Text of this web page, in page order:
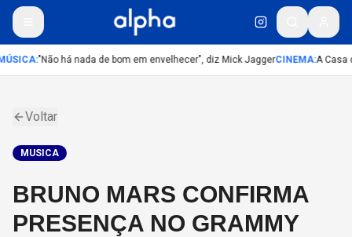
:"Não há nada de bom em envelhecer", diz Mick JaggerCINEMA:A Casa
Voltar
MUSICA
BRUNO MARS CONFIRMA
PRESENÇA NO GRAMMY